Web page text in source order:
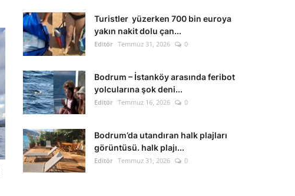
Turistler yüzerken 700 bin euroya
yakın nakit dolu çan...
Editör Temmuz 31, 2026 0
Bodrum – İstanköy arasında feribot
yolcularına şok deni...
Editör Temmuz 16, 2026 0
Bodrum’da utandıran halk plajları
görüntüsü. halk plajı...
Editör Temmuz 31, 2026 0